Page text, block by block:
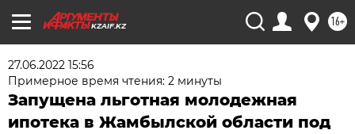
KZAIF.KZ 16+
27.06.2022 15:56
Примерное время чтения: 2 минуты
Запущена льготная молодежная
ипотека в Жамбылской области под